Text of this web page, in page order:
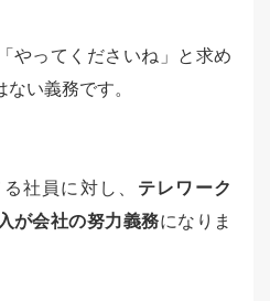
やってくださいね」と求め
い義務です。
社員に対し、 テレワーク
が会社の努力義務になりま